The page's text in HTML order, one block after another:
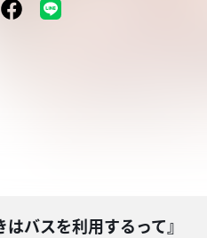
バスを利用するって』